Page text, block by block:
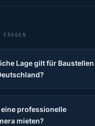
Lage gilt für Baustellen
eine professionelle
mieten?